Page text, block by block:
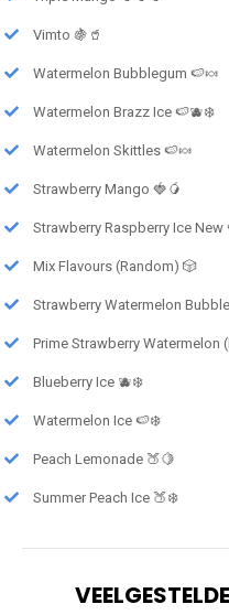
Vimto 🍇🥤
Watermelon Bubblegum 🍉🍬
Watermelon Brazz Ice 🍉🫐❄️
Watermelon Skittles 🍉🍬
Strawberry Mango 🍓🥭
Strawberry Raspberry Ice
Mix Flavours (Random) 🎲
Strawberry Watermelon
Prime Strawberry Watermelon
Blueberry Ice 🫐❄️
Watermelon Ice 🍉❄️
Peach Lemonade 🍑🍋
Summer Peach Ice 🍑❄️